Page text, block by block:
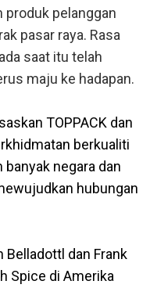
produk pelanggan
pasar raya. Rasa
saat itu telah
maju ke hadapan.
TOPPACK dan
berkualiti
negara dan
hubungan
Belladottl dan Frank
Spice di Amerika